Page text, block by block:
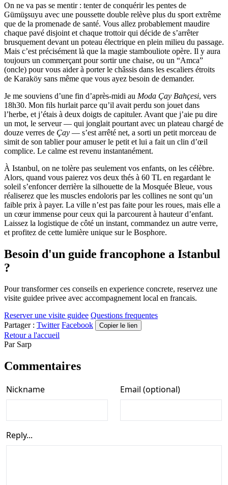
On ne va pas se mentir : tenter de conquérir les pentes de
Gümüşsuyu avec une poussette double relève plus du sport extrême
que de la promenade de santé. Vous allez probablement maudire
chaque pavé disjoint et chaque trottoir qui décide de s’arrêter
brusquement devant un poteau électrique en plein milieu du passage.
Mais c’est précisément là que la magie stambouliote opère. Il y aura
toujours un commerçant pour sortir une chaise, ou un “Amca”
(oncle) pour vous aider à porter le châssis dans les escaliers étroits
de Karaköy sans même que vous ayez besoin de demander.
Je me souviens d’une fin d’après-midi au Moda Çay Bahçesi, vers
18h30. Mon fils hurlait parce qu’il avait perdu son jouet dans
l’herbe, et j’étais à deux doigts de capituler. Avant que j’aie pu dire
un mot, le serveur — qui jonglait pourtant avec un plateau chargé de
douze verres de Çay — s’est arrêté net, a sorti un petit morceau de
simit de son tablier pour amuser le petit et lui a fait un clin d’œil
complice. Le calme est revenu instantanément.
À Istanbul, on ne tolère pas seulement vos enfants, on les célèbre.
Alors, quand vous paierez vos deux thés à 60 TL en regardant le
soleil s’enfoncer derrière la silhouette de la Mosquée Bleue, vous
réaliserez que les muscles endoloris par les collines ne sont qu’un
faible prix à payer. La ville n’est pas faite pour les roues, mais elle a
un cœur immense pour ceux qui la parcourent à hauteur d’enfant.
Laissez la logistique de côté un instant, commandez un autre verre,
et profitez de cette lumière unique sur le Bosphore.
Besoin d'un guide francophone a Istanbul
?
Pour transformer ces conseils en experience concrete, reservez une
visite guidee privee avec accompagnement local en francais.
Reserver une visite guidee Questions frequentes
Partager : Twitter Facebook Copier le lien
Retour a l'accueil
Par Sarp
Commentaires